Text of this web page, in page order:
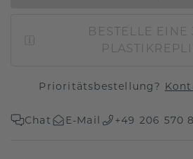
BESTELLE EINE
Prioritätsbestellung?
Chat E-Mail +49 206 570